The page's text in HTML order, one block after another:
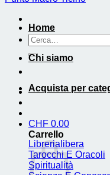
Cerca:
CHF 0.00
Carrello
Home
Chi siamo
Acquista per
Librerialibera
Tarocchi E Oracoli
Spiritualità